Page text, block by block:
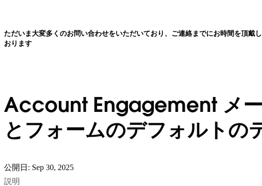
ただいま大変多くのお問い合わせをいただいており、ご連絡までにお時間を頂戴
おります
Account Engagement メ
とフォームのデフォルトの
公開日: Sep 30, 2025
説明